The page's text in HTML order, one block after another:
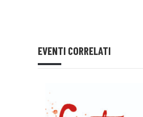
EVENTI CORRELATI